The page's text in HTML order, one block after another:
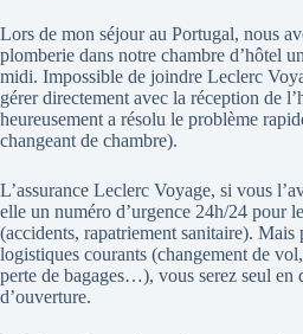
Lors de mon séjour au Portugal, nous
plomberie dans notre chambre d’hôtel
midi. Impossible de joindre Leclerc
gérer directement avec la réception de
heureusement a résolu le problème
changeant de chambre).
L’assurance Leclerc Voyage, si vous
elle un numéro d’urgence 24h/24 pour
(accidents, rapatriement sanitaire). Mais
logistiques courants (changement de
perte de bagages…), vous serez seul en
d’ouverture.